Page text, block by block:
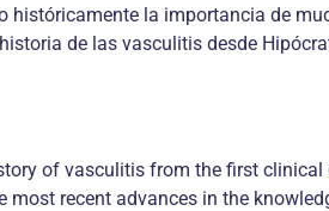
la importancia de
de las vasculitis desde
of vasculitis from the first
recent advances in the